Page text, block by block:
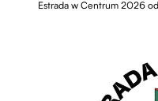
Estrada w Centrum 2026